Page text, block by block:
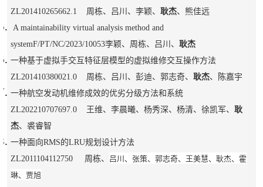
ZL201410265662.1 周栋、吕川、李颖、 耿杰、熊佳远
A maintainability virtual analysis method and
systemF/PT/NC/2023/10053李颖、周栋、吕川、 耿杰
一种基于虚拟手交互特征层模型的虚拟维修交互操作方法
ZL201410380021.0 周栋、吕川、彭迪、郭志奇、 耿杰、陈嘉宇
一种航空发动机维修成效的优劣分级方法和系统
ZL202210707697.0 王维、李晨曦、杨秀深、杨清、徐凯军、 耿
杰、裘睿智
一种面向RMS的LRU规划设计方法
ZL2011104112750 周栋、 吕川、张策、郭志奇、王美慧、耿杰、霍
琳、贾旭